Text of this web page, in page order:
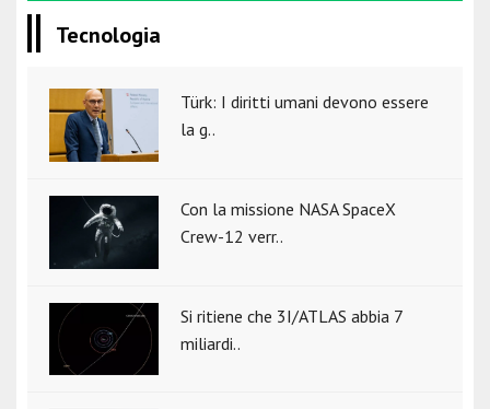
Tecnologia
Türk: I diritti umani devono essere
la g..
Con la missione NASA SpaceX
Crew-12 verr..
Si ritiene che 3I/ATLAS abbia 7
miliardi..